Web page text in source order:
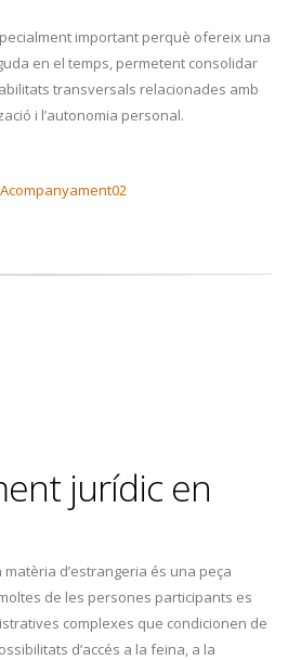
important perquè ofereix una
en el temps, permetent consolidar
transversals relacionades amb
i l’autonomia personal.
jurídic en
matèria d’estrangeria és una peça
de les persones participants es
complexes que condicionen de
d’accés a la feina, a la